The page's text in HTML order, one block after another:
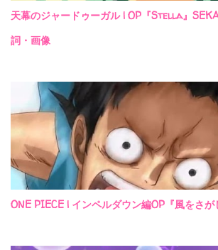
天幕のジャードゥーガル | OP『Stella』
詞・画像
ONE PIECE | インペルダウン編OP『風をさ